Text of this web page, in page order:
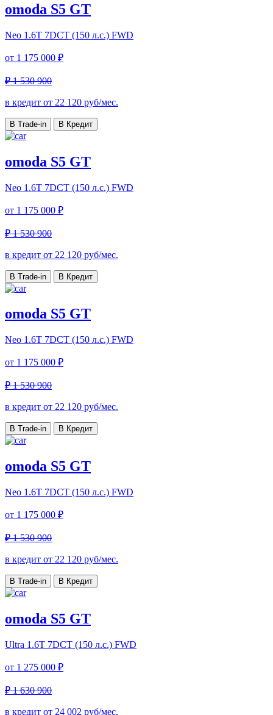
omoda S5 GT
Neo 1.6T 7DCT (150 л.с.) FWD
от 1 175 000 ₽
₽ 1 530 900
в кредит от 22 120 руб/мес.
В Trade-in В Кредит
omoda S5 GT
Neo 1.6T 7DCT (150 л.с.) FWD
от 1 175 000 ₽
₽ 1 530 900
в кредит от 22 120 руб/мес.
В Trade-in В Кредит
omoda S5 GT
Neo 1.6T 7DCT (150 л.с.) FWD
от 1 175 000 ₽
₽ 1 530 900
в кредит от 22 120 руб/мес.
В Trade-in В Кредит
omoda S5 GT
Neo 1.6T 7DCT (150 л.с.) FWD
от 1 175 000 ₽
₽ 1 530 900
в кредит от 22 120 руб/мес.
В Trade-in В Кредит
omoda S5 GT
Ultra 1.6T 7DCT (150 л.с.) FWD
от 1 275 000 ₽
₽ 1 630 900
в кредит от 24 002 руб/мес.